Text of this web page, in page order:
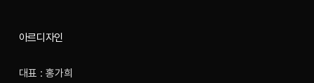
아르디자인
대표 : 홍가희